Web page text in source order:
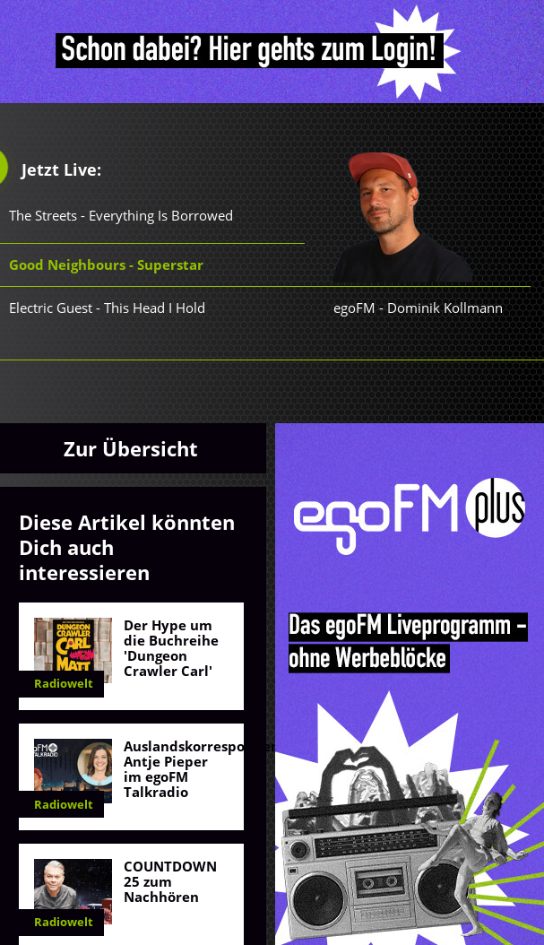
Jetzt Live:
The Streets - Everything Is Borrowed
Good Neighbours - Superstar
Electric Guest - This Head I Hold egoFM - Dominik Kollmann
Zur Übersicht
Diese Artikel könnten
Dich auch
interessieren
Radiowelt
Der Hype um
die Buchreihe
'Dungeon
Crawler Carl'
Radiowelt
Auslandskorrespondentin
Antje Pieper
im egoFM
Talkradio
Radiowelt
COUNTDOWN
25 zum
Nachhören